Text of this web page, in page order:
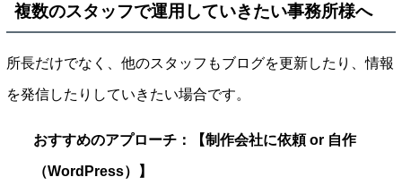
複数のスタッフで運用していきたい事務所様へ
所長だけでなく、他のスタッフもブログを更新したり、情報
を発信したりしていきたい場合です。
おすすめのアプローチ：【制作会社に依頼 or 自作
（WordPress）】